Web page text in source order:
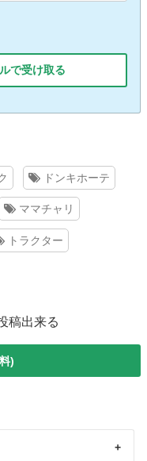
で受け取る
ドンキホーテ
ママチャリ
トラクター
稿出来る
)